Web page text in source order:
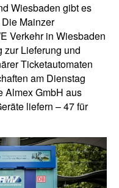
Wiesbaden gibt es
Mainzer
Verkehr in Wiesbaden
zur Lieferung und
Ticketautomaten
am Dienstag
Almex GmbH aus
liefern – 47 für